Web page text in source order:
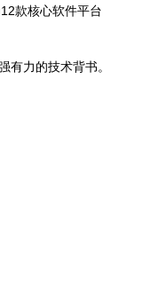
款核心软件平台
有力的技术背书。